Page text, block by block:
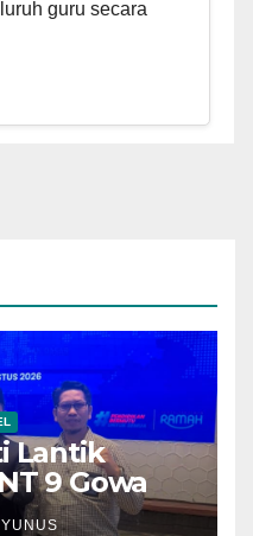
guru secara
Lantik
9 Gowa